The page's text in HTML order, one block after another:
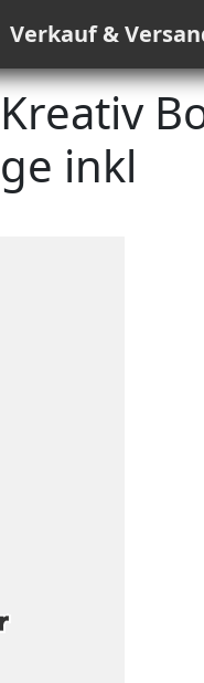
Verkauf &
inkl